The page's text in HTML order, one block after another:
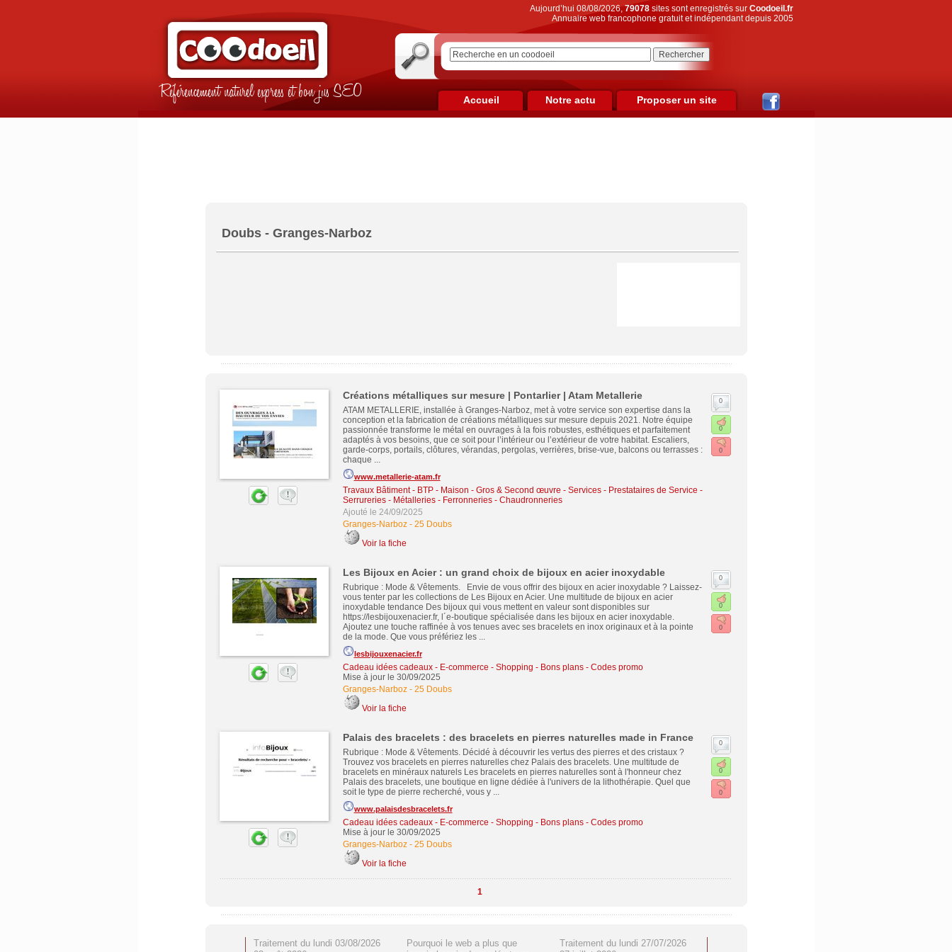
Référencement naturel express et bon jus SEO
Aujourd’hui 08/08/2026,79078sites sont enregistrés sur Coodoeil.fr
Annuaire web francophone gratuit et indépendant depuis 2005
Accueil Notre actu Proposer un site
Doubs - Granges-Narboz
Créations métalliques sur mesure | Pontarlier | Atam Metallerie
ATAM METALLERIE, installée à Granges-Narboz, met à votre service son expertise dans la
conception et la fabrication de créations métalliques sur mesure depuis 2021. Notre équipe
passionnée transforme le métal en ouvrages à la fois robustes, esthétiques et parfaitement
adaptés à vos besoins, que ce soit pour l’intérieur ou l’extérieur de votre habitat. Escaliers,
garde-corps, portails, clôtures, vérandas, pergolas, verrières, brise-vue, balcons ou terrasses :
chaque ...
www.metallerie-atam.fr
Travaux Bâtiment - BTP - Maison - Gros & Second œuvre - Services - Prestataires de Service -
Serrureries - Métalleries - Ferronneries - Chaudronneries
Ajouté le 24/09/2025
Granges-Narboz- 25 Doubs
Voir la fiche
0
0
0
Les Bijoux en Acier : un grand choix de bijoux en acier inoxydable
Rubrique : Mode & Vêtements. Envie de vous offrir des bijoux en acier inoxydable ? Laissez-
vous tenter par les collections de Les Bijoux en Acier. Une multitude de bijoux en acier
inoxydable tendance Des bijoux qui vous mettent en valeur sont disponibles sur
https://lesbijouxenacier.fr, l´e-boutique spécialisée dans les bijoux en acier inoxydable.
Ajoutez une touche raffinée à vos tenues avec ses bracelets en inox originaux et à la pointe
de la mode. Que vous préfériez les ...
lesbijouxenacier.fr
Cadeau idées cadeaux- E-commerce - Shopping - Bons plans - Codes promo
Mise à jour le 30/09/2025
Granges-Narboz- 25 Doubs
Voir la fiche
0
0
0
Palais des bracelets : des bracelets en pierres naturelles made in France
Rubrique : Mode & Vêtements. Décidé à découvrir les vertus des pierres et des cristaux ?
Trouvez vos bracelets en pierres naturelles chez Palais des bracelets. Une multitude de
bracelets en minéraux naturels Les bracelets en pierres naturelles sont à l'honneur chez
Palais des bracelets, une boutique en ligne dédiée à l'univers de la lithothérapie. Quel que
soit le type de pierre recherché, vous y ...
www.palaisdesbracelets.fr
Cadeau idées cadeaux- E-commerce - Shopping - Bons plans - Codes promo
Mise à jour le 30/09/2025
Granges-Narboz- 25 Doubs
Voir la fiche
0
0
0
1
Traitement du lundi 03/08/2026
Pourquoi le web a plus que
Traitement du lundi 27/07/2026